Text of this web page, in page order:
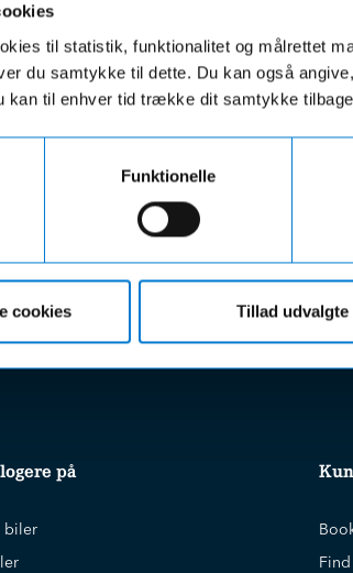
til statistik, funktionalitet og målrettet
du samtykke til dette. Du kan også
kan til enhver tid trække dit samtykke tilbage
Funktionelle
cookies Tillad udvalgte
Fri fragt
fri fragt på ordre over 599,- og der
altid gratis afhentning i en af vores
uanset beløbet på din ordre
på
biler